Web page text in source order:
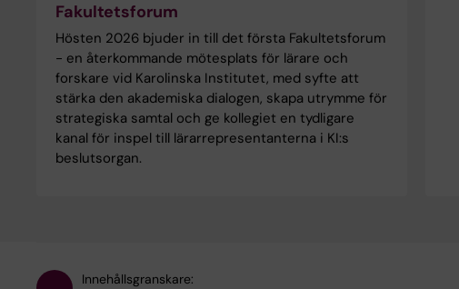
Fakultetsforum
Hösten 2026 bjuder in till det första Fakultetsforum
- en återkommande mötesplats för lärare och
forskare vid Karolinska Institutet, med syfte att
stärka den akademiska dialogen, skapa utrymme för
strategiska samtal och ge kollegiet en tydligare
kanal för inspel till lärarrepresentanterna i KI:s
beslutsorgan.
Innehållsgranskare: